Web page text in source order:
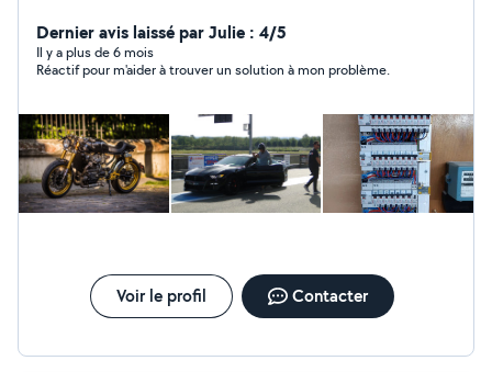
Dernier avis laissé par Julie : 4/5
Il y a plus de 6 mois
Réactif pour m'aider à trouver un solution à mon problème.
Voir le profil Contacter